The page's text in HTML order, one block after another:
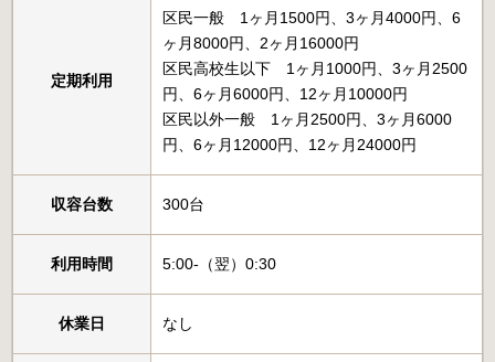
定期利用
区民一般 1ヶ月1500円、3ヶ月4000円、6
ヶ月8000円、2ヶ月16000円
区民高校生以下 1ヶ月1000円、3ヶ月2500
円、6ヶ月6000円、12ヶ月10000円
区民以外一般 1ヶ月2500円、3ヶ月6000
円、6ヶ月12000円、12ヶ月24000円
収容台数 300台
利用時間 5:00-（翌）0:30
休業日 なし